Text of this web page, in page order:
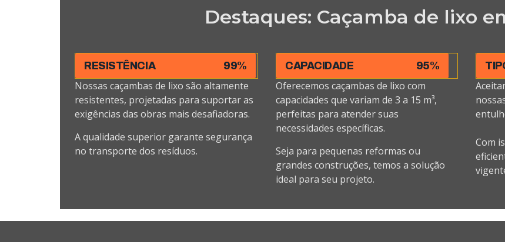
Destaques: Caçamba de lixo
RESISTÊNCIA 99%
Nossas caçambas de lixo são altamente
resistentes, projetadas para suportar as
exigências das obras mais desafiadoras.
A qualidade superior garante segurança
no transporte dos resíduos.
CAPACIDADE 95%
Oferecemos caçambas de lixo com
capacidades que variam de 3 a 15 m³,
perfeitas para atender suas
necessidades específicas.
Seja para pequenas reformas ou
grandes construções, temos a solução
ideal para seu projeto.
Com